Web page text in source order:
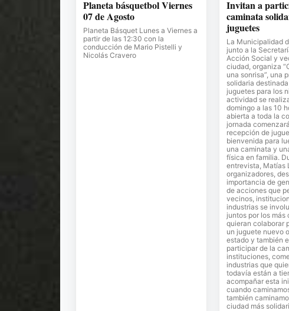
Planeta básquetbol Viernes
07 de Agosto
Planeta Básquet Lunes a Viernes a
partir de las 12:30 con la
conducción de Mario Pistelli y
Nicolás Cravero
Invitan a
caminata
juguetes
La Municipalidad
junto a la
Acción Social y
ciudad, organiza
una sonrisa”, una
solidaria
juguetes para los
actividad se
domingo a las 10
abierta a toda la
jornada
recepción de
bienvenida para
una caminata y
física en familia.
entrevista, Matías
organizadores,
importancia de
de acciones que
vecinos,
industrias se
juntos por los más
quieran colaborar
un juguete nuevo
estado y también
participar de la
instituciones,
industrias que
todavía están a
acompañar esta
cuando
también
ciudad más